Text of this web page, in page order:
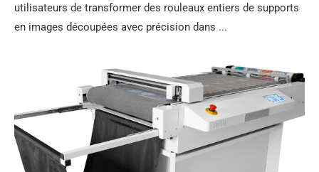
utilisateurs de transformer des rouleaux entiers de supports
en images découpées avec précision dans ...